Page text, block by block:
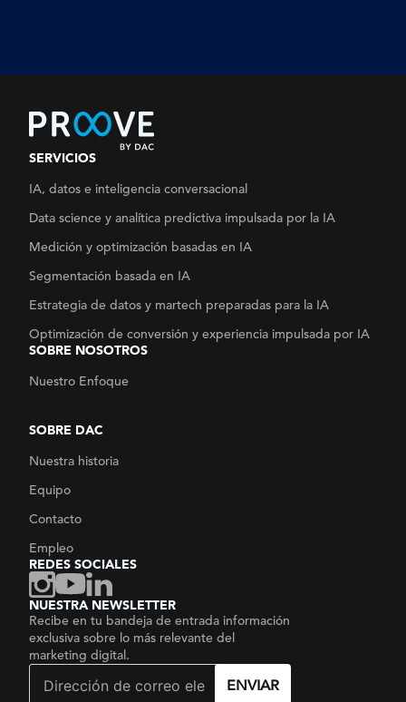
SERVICIOS
IA, datos e inteligencia conversacional
Data science y analítica predictiva impulsada por la IA
Medición y optimización basadas en IA
Segmentación basada en IA
Estrategia de datos y martech preparadas para la IA
Optimización de conversión y experiencia impulsada por IA
SOBRE NOSOTROS
Nuestro Enfoque
SOBRE DAC
Nuestra historia
Equipo
Contacto
Empleo
REDES SOCIALES
NUESTRA NEWSLETTER
Recibe en tu bandeja de entrada información
exclusiva sobre lo más relevante del
marketing digital.
ENVIAR